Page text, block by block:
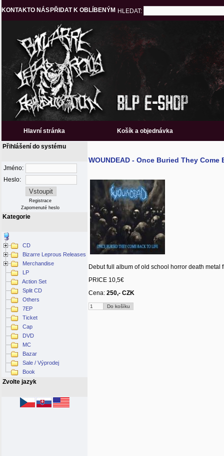
KONTAKTO NÁS PŘIDAT K OBLÍBENÝM HLEDAT:
Hlavní stránka Košík a objednávka
Přihlášení do systému
Jméno:
Heslo:
Registrace
Zapomenuté heslo
Kategorie
CD
Bizarre Leprous Releases
Merchandise
LP
Action Set
Split CD
Others
7EP
Ticket
Cap
DVD
MC
Bazar
Sale / Výprodej
Book
Zvolte jazyk
WOUNDEAD - Once Buried They Come
Debut full album of old school horror death metal
PRICE 10,5€
Cena: 250,- CZK